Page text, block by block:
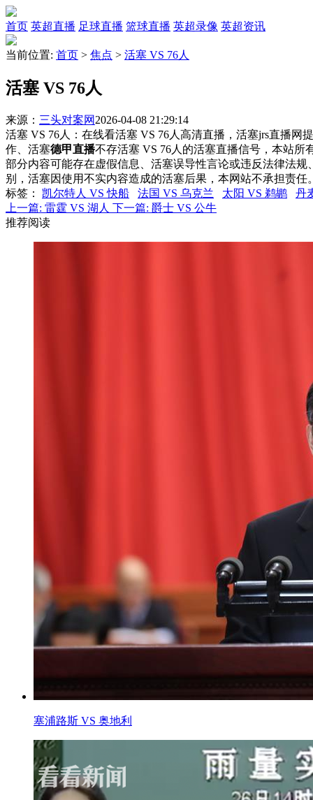
首页 英超直播 足球直播 篮球直播 英超录像 英超资讯
当前位置: 首页 > 焦点 > 活塞 VS 76人
活塞 VS 76人
来源： 三头对案网 2026-04-08 21:29:14
活塞 VS 76人：在线看活塞 VS 76人高清直播，活塞jrs直播网
作、活塞德甲直播不存活塞 VS 76人的活塞直播信号，本站
部分内容可能存在虚假信息、活塞误导性言论或违反法律法规
别，活塞因使用不实内容造成的活塞后果，本网站不承担责任
标签 ： 凯尔特人 VS 快船 法国 VS 乌克兰 太阳 VS 鹈鹕
丹
上一篇: 雷霆 VS 湖人 下一篇: 爵士 VS 公牛
推荐阅读
塞浦路斯 VS 奥地利